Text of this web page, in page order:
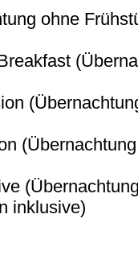
ohne
inklusive)